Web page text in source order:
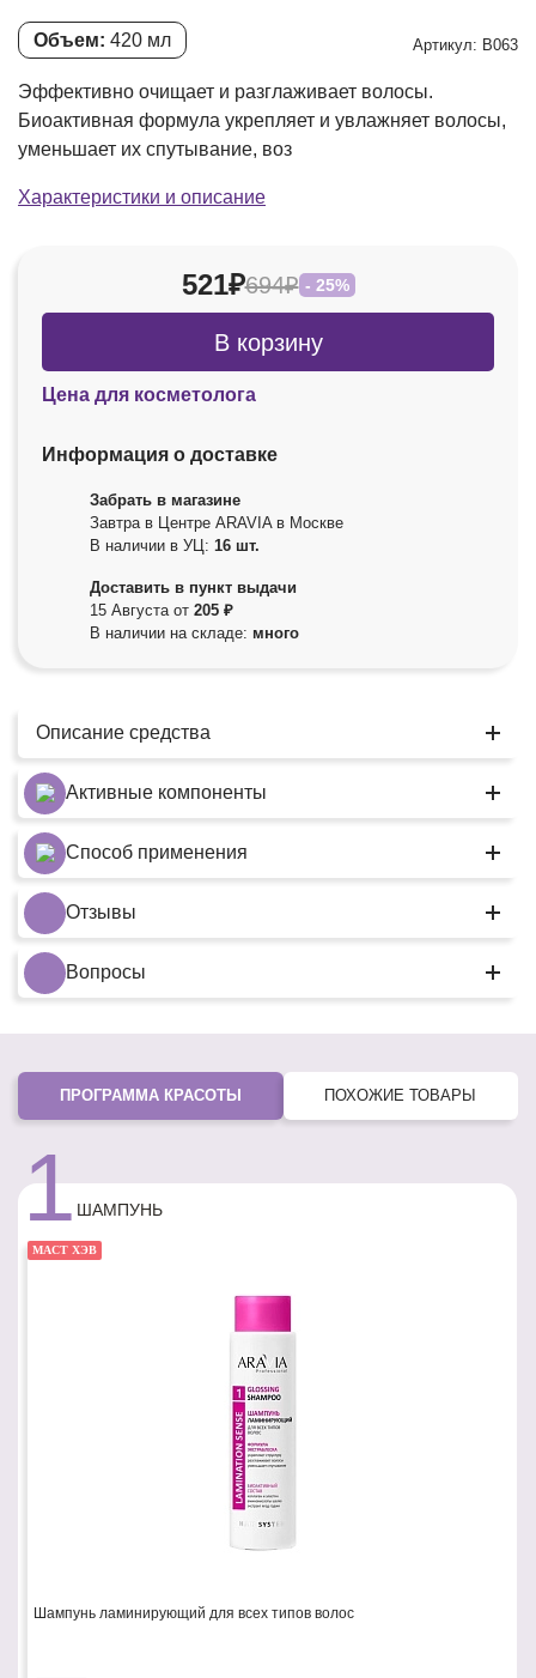
Объем: 420 мл Артикул: В063
Эффективно очищает и разглаживает волосы.
Биоактивная формула укрепляет и увлажняет волосы,
уменьшает их спутывание, воз
Характеристики и описание
521₽694₽ - 25%
В корзину
Цена для косметолога
Информация о доставке
Забрать в магазине
Завтра в Центре ARAVIA в Москве
В наличии в УЦ: 16 шт.
Доставить в пункт выдачи
15 Августа от 205 ₽
В наличии на складе: много
Описание средства
Активные компоненты
Способ применения
Отзывы
Вопросы
ПРОГРАММА КРАСОТЫ ПОХОЖИЕ ТОВАРЫ
1ШАМПУНЬ
МАСТ ХЭВ
Шампунь ламинирующий для всех типов волос